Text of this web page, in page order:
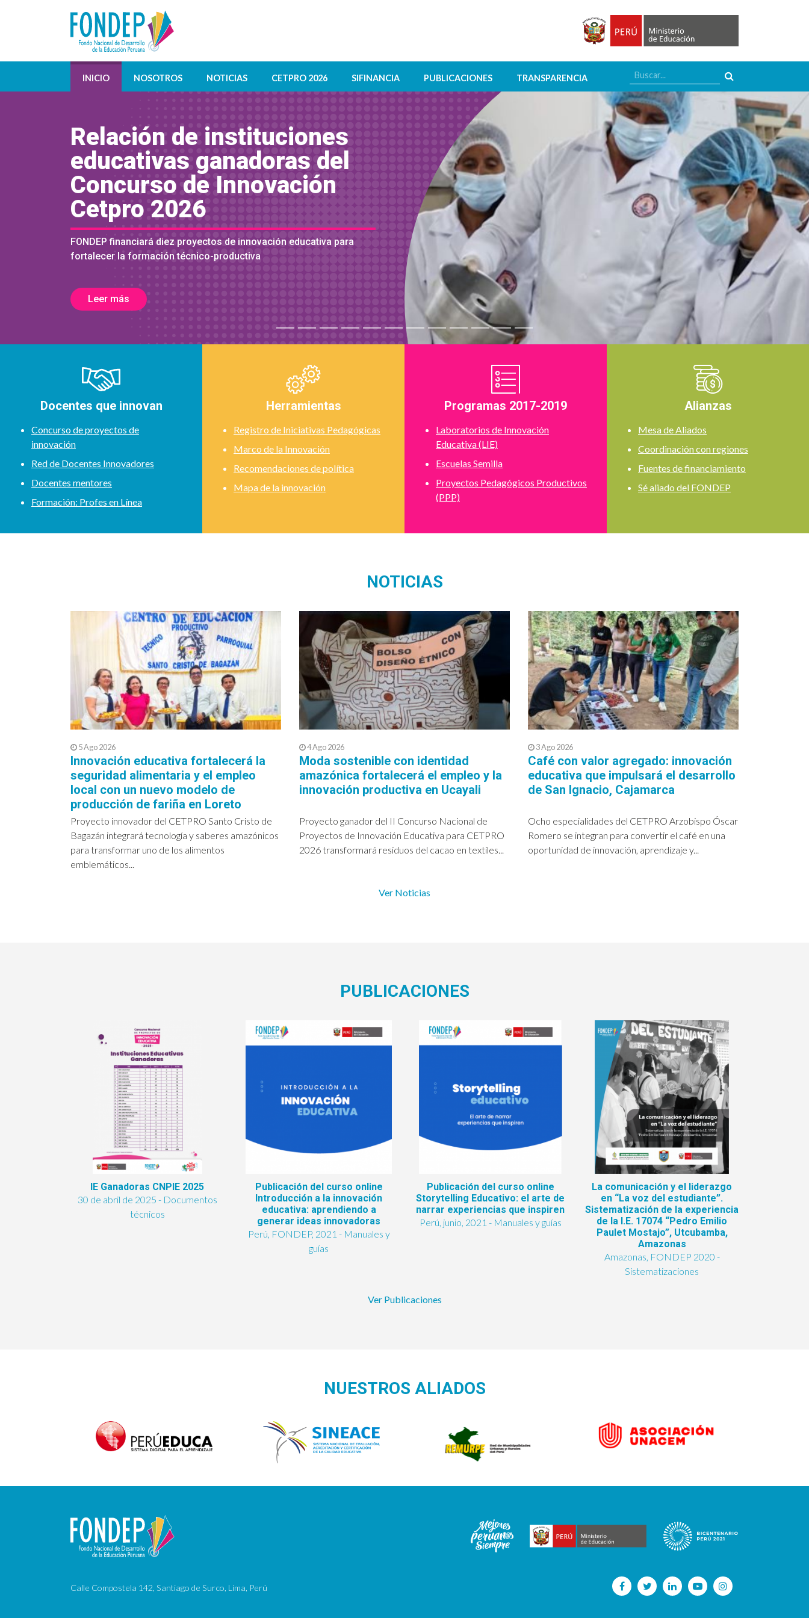
INICIO NOSOTROS NOTICIAS CETPRO 2026 SIFINANCIA PUBLICACIONES TRANSPARENCIA
Relación de instituciones
educativas ganadoras del
Concurso de Innovación
Cetpro 2026
FONDEP financiará diez proyectos de innovación educativa para
fortalecer la formación técnico-productiva
Leer más
Docentes que innovan
Concurso de proyectos de
innovación
Red de Docentes Innovadores
Docentes mentores
Formación: Profes en Línea
Herramientas
Registro de Iniciativas Pedagógicas
Marco de la Innovación
Recomendaciones de política
Mapa de la innovación
Programas 2017-2019
Laboratorios de Innovación
Educativa (LIE)
Escuelas Semilla
Proyectos Pedagógicos Productivos
(PPP)
Alianzas
Mesa de Aliados
Coordinación con regiones
Fuentes de financiamiento
Sé aliado del FONDEP
NOTICIAS
5 Ago 2026
Innovación educativa fortalecerá la
seguridad alimentaria y el empleo
local con un nuevo modelo de
producción de fariña en Loreto
Proyecto innovador del CETPRO Santo Cristo de
Bagazán integrará tecnología y saberes amazónicos
para transformar uno de los alimentos
emblemáticos...
4 Ago 2026
Moda sostenible con identidad
amazónica fortalecerá el empleo y la
innovación productiva en Ucayali
Proyecto ganador del II Concurso Nacional de
Proyectos de Innovación Educativa para CETPRO
2026 transformará residuos del cacao en textiles...
3 Ago 2026
Café con valor agregado: innovación
educativa que impulsará el desarrollo
de San Ignacio, Cajamarca
Ocho especialidades del CETPRO Arzobispo Óscar
Romero se integran para convertir el café en una
oportunidad de innovación, aprendizaje y...
Ver Noticias
PUBLICACIONES
IE Ganadoras CNPIE 2025
30 de abril de 2025 - Documentos
técnicos
Publicación del curso online
Introducción a la innovación
educativa: aprendiendo a
generar ideas innovadoras
Perú, FONDEP, 2021 - Manuales y
guías
Publicación del curso online
Storytelling Educativo: el arte de
narrar experiencias que inspiren
Perú, junio, 2021 - Manuales y guías
La comunicación y el liderazgo
en “La voz del estudiante”.
Sistematización de la experiencia
de la I.E. 17074 “Pedro Emilio
Paulet Mostajo”, Utcubamba,
Amazonas
Amazonas, FONDEP 2020 -
Sistematizaciones
Ver Publicaciones
NUESTROS ALIADOS
Calle Compostela 142, Santiago de Surco, Lima, Perú